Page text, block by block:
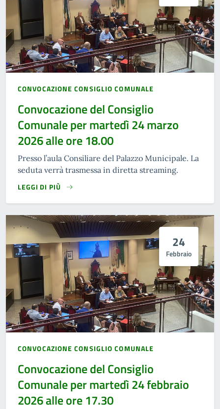
CONVOCAZIONE CONSIGLIO COMUNALE
Convocazione del Consiglio
Comunale per martedì 24 marzo
2026 alle ore 18.00
Presso l’aula Consiliare del Palazzo Municipale. La
seduta verrà trasmessa in diretta streaming.
LEGGI DI PIÙ
24
Febbraio
CONVOCAZIONE CONSIGLIO COMUNALE
Convocazione del Consiglio
Comunale per martedì 24 febbraio
2026 alle ore 17.30